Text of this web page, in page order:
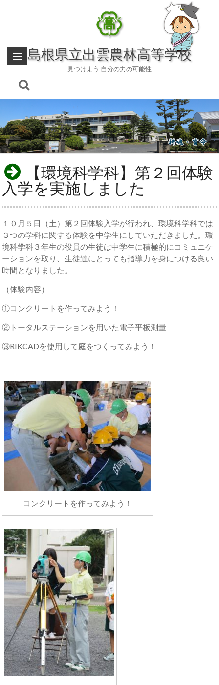
島根県立出雲農林高等学校
見つけよう 自分の力の可能性
【環境科学科】第２回体験
入学を実施しました
１０月５日（土）第２回体験入学が行われ、環境科学科では
３つの学科に関する体験を中学生にしていただきました。環
境科学科３年生の役員の生徒は中学生に積極的にコミュニケ
ーションを取り、生徒達にとっても指導力を身につける良い
時間となりました。
（体験内容）
①コンクリートを作ってみよう！
②トータルステーションを用いた電子平板測量
③RIKCADを使用して庭をつくってみよう！
コンクリートを作ってみよう！